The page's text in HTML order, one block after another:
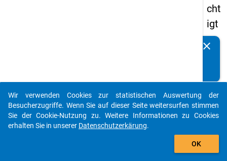
cht
igt
en
s
20
12
clear
auto_stories
add_shopping_cart
Wir verwenden Cookies zur statistischen Auswertung der
Besucherzugriffe. Wenn Sie auf dieser Seite weitersurfen stimmen
Sie der Cookie-Nutzung zu. Weitere Informationen zu Cookies
erhalten Sie in unserer Datenschutzerkärung.
OK